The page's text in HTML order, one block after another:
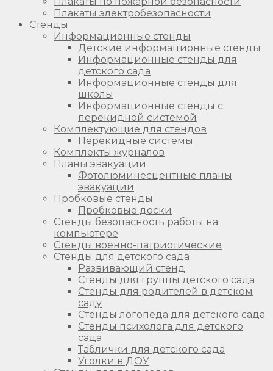
Плакаты электробезопасности
Стенды
Информационные стенды
Детские информационные стенды
Информационные стенды для
детского сада
Информационные стенды для
школы
Информационные стенды с
перекидной системой
Комплектующие для стендов
Перекидные системы
Комплекты журналов
Планы эвакуации
Фотолюминесцентные планы
эвакуации
Пробковые стенды
Пробковые доски
Стенды безопасность работы на
компьютере
Стенды военно-патриотические
Стенды для детского сада
Развивающий стенд
Стенды для группы детского сада
Стенды для родителей в детском
саду
Стенды логопеда для детского сада
Стенды психолога для детского
сада
Таблички для детского сада
Уголки в ДОУ